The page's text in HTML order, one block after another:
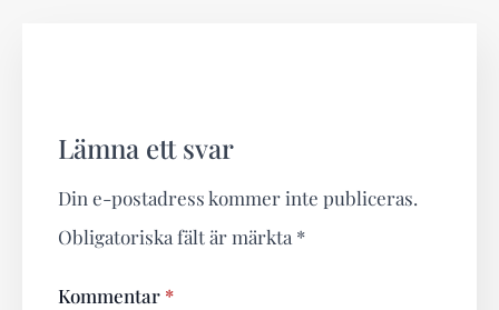
Lämna ett svar
Din e-postadress kommer inte publiceras.
Obligatoriska fält är märkta *
Kommentar *